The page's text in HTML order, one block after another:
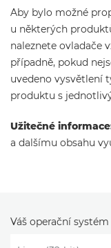
Aby bylo možné
u některých
naleznete ovladače
případně, pokud
uvedeno vysvětlení
produktu s
Užitečné
a dalšímu obsahu
Váš operační systém